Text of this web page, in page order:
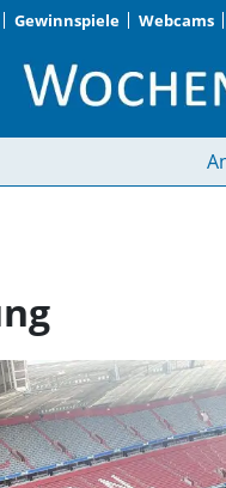
Gewinnspiele Webcams
Spiel,